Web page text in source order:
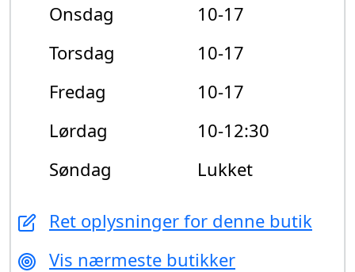
Onsdag
10-17
Torsdag
10-17
Fredag
10-17
Lørdag
10-12:30
Søndag
Lukket
Ret oplysninger for denne butik
Vis nærmeste butikker